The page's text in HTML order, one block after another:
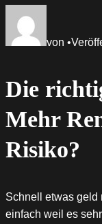
von •
Die
Mehr
Risiko?
Schnell etwas geld
einfach weil es